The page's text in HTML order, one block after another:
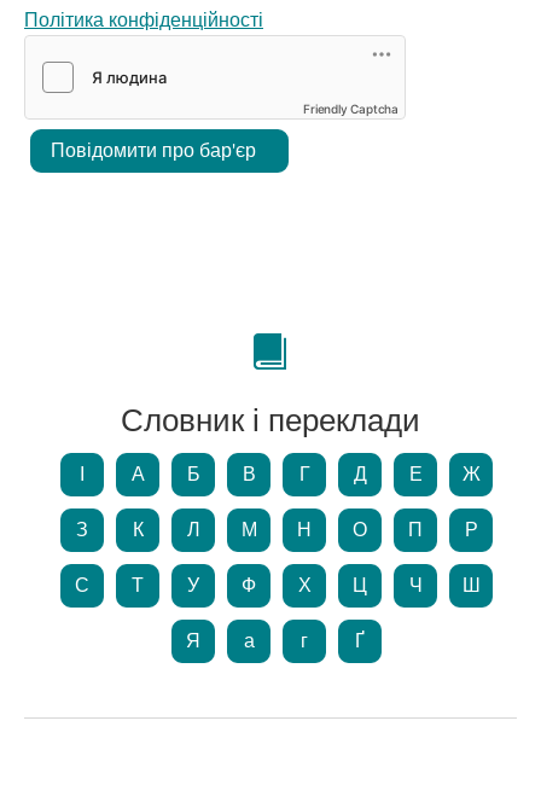
Політика конфіденційності
Friendly Captcha
Повідомити про бар'єр
Словник і переклади
А Б В Г Д Е Ж
З К Л М Н О П Р
С Т У Ф Х Ц Ч Ш
Я а г Ґ